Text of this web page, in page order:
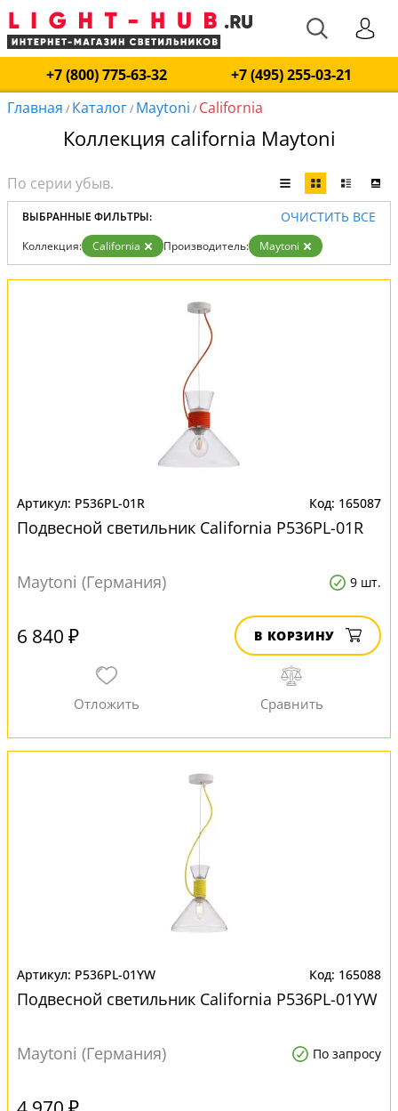
+7 (800) 775-63-32
+7 (495) 255-03-21
Главная / Каталог/ Maytoni / California
Коллекция california Maytoni
ВЫБРАННЫЕ ФИЛЬТРЫ: ОЧИСТИТЬ ВСЕ
Коллекция: California Производитель: Maytoni
P536PL-01R 165087
Подвесной светильник California P536PL-01R
Maytoni (Германия) 9 шт.
6 840 ₽ В КОРЗИНУ
P536PL-01YW 165088
Подвесной светильник California P536PL-01YW
Maytoni (Германия) По запросу